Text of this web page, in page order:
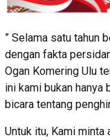
” Selama satu tahun
dengan fakta
Ogan Komering Ulu
ini kami bukan hanya
bicara tentang
Untuk itu, Kami